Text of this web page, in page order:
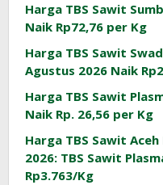
Harga TBS Sawit
Naik Rp72,76 per Kg
Harga TBS Sawit
Agustus 2026 Naik
Harga TBS Sawit
Naik Rp. 26,56 per Kg
Harga TBS Sawit
2026: TBS Sawit
Rp3.763/Kg